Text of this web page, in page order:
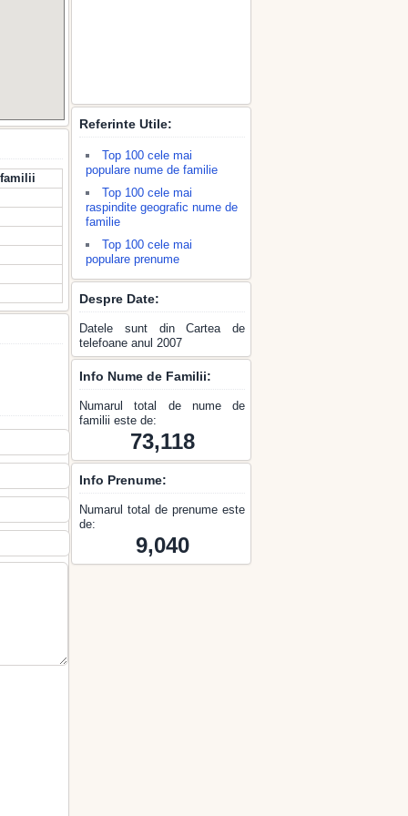
Referinte Utile:
Top 100 cele mai
populare nume de familie
Top 100 cele mai
raspindite geografic nume de
familie
Top 100 cele mai
populare prenume
Despre Date:
Datele sunt din Cartea de
telefoane anul 2007
Info Nume de Familii:
Numarul total de nume de
familii este de:
73,118
Info Prenume:
Numarul total de prenume este
de:
9,040